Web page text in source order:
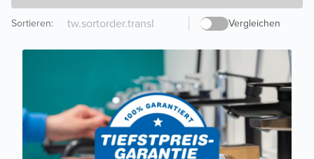
Vergleichen
Sortieren: